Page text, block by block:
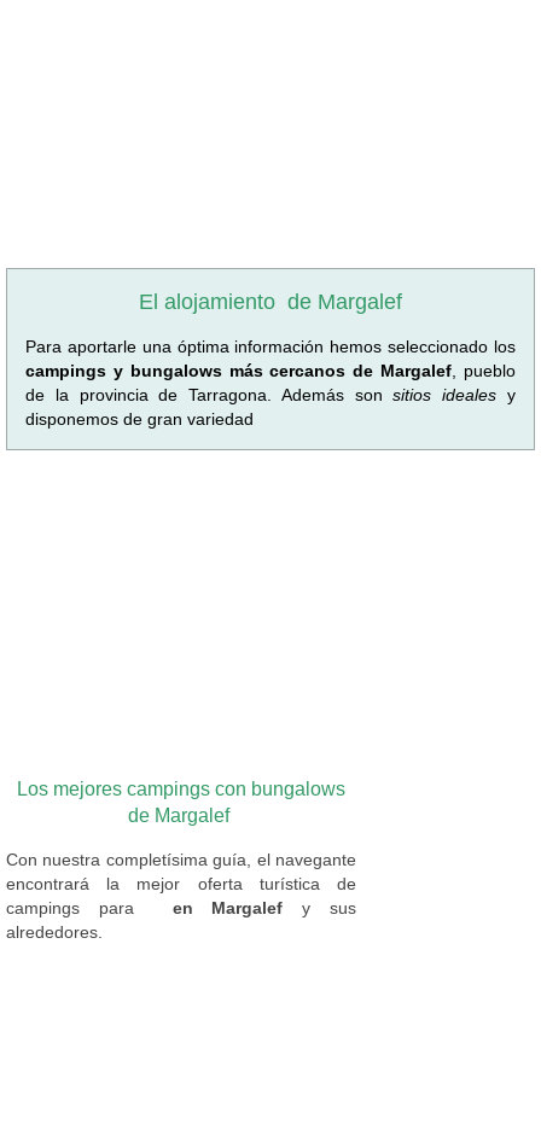
El alojamiento de Margalef
Para aportarle una óptima información hemos seleccionado los
campings y bungalows más cercanos de Margalef , pueblo
de la provincia de Tarragona. Además sonsitios idealesy
disponemos de gran variedad
Los mejores campings con bungalows
de Margalef
Con nuestra completísima guía, el navegante
encontrará la mejor oferta turística de
campings para en Margalef y sus
alrededores.